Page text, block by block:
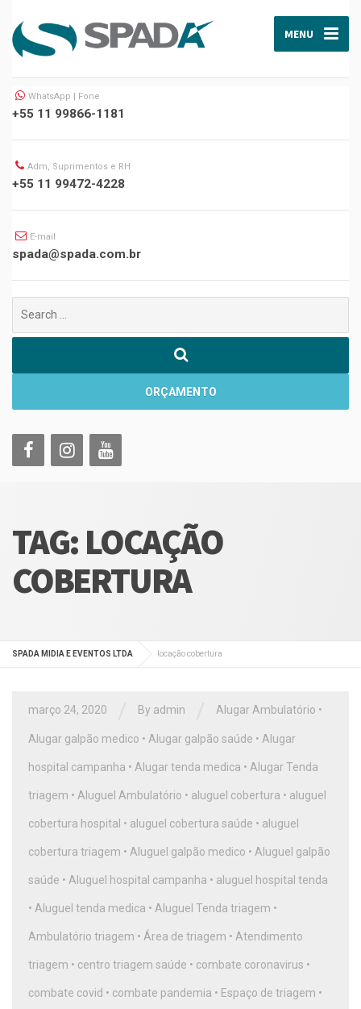
MENU
WhatsApp | Fone
+55 11 99866-1181
Adm, Suprimentos e RH
+55 11 99472-4228
E-mail
spada@spada.com.br
por:
ORÇAMENTO
TAG: LOCAÇÃO
COBERTURA
SPADA MIDIA E EVENTOS LTDA locação cobertura
março 24, 2020 By admin Alugar Ambulatório •
Alugar galpão medico • Alugar galpão saúde • Alugar
hospital campanha • Alugar tenda medica • Alugar Tenda
triagem • Aluguel Ambulatório • aluguel cobertura • aluguel
cobertura hospital • aluguel cobertura saúde • aluguel
cobertura triagem • Aluguel galpão medico • Aluguel galpão
saúde • Aluguel hospital campanha • aluguel hospital tenda
• Aluguel tenda medica • Aluguel Tenda triagem •
Ambulatório triagem • Área de triagem • Atendimento
triagem • centro triagem saúde • combate coronavirus •
combate covid • combate pandemia • Espaço de triagem •